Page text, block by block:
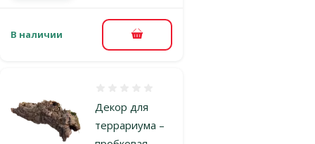
В наличии В корзину
Декор для
террариума –